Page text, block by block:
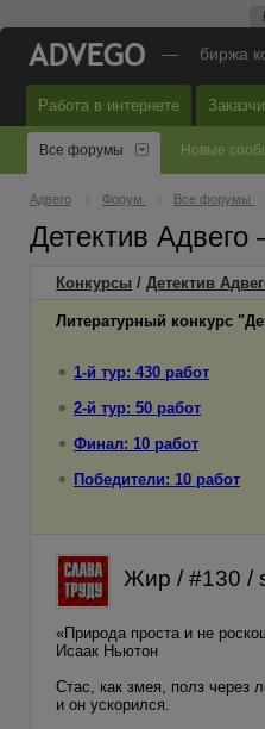
— биржа
Работа в интернете
Все форумы Новые
Адвего Форум Все форумы
Детектив
Конкурсы / Детектив
Литературный конкурс
1-й тур: 430 работ
2-й тур: 50 работ
Финал: 10 работ
Победители: 10 работ
Жир / #130 /
«Природа проста и не
Исаак Ньютон
Стас, как змея, полз через
и он ускорился.